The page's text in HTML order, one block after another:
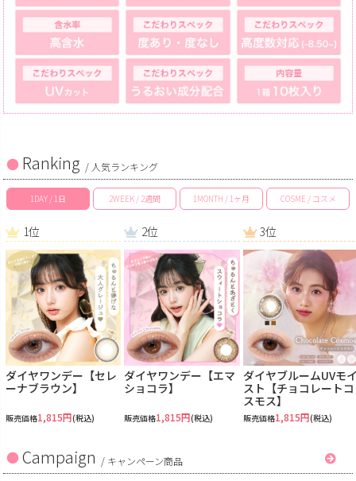
Ranking / 人気ランキング
1DAY / 1日 2WEEK / 2週間 1MONTH / 1ヶ月 COSME / コスメ
1位
ダイヤワンデー【セレ
ーナブラウン】
販売価格1,815円(税込)
2位
ダイヤワンデー【エマ
ショコラ】
販売価格1,815円(税込)
3位
ダイヤブルームUVモ
スト【チョコレートコ
スモス】
販売価格1,815円(税込)
Campaign / キャンペーン商品